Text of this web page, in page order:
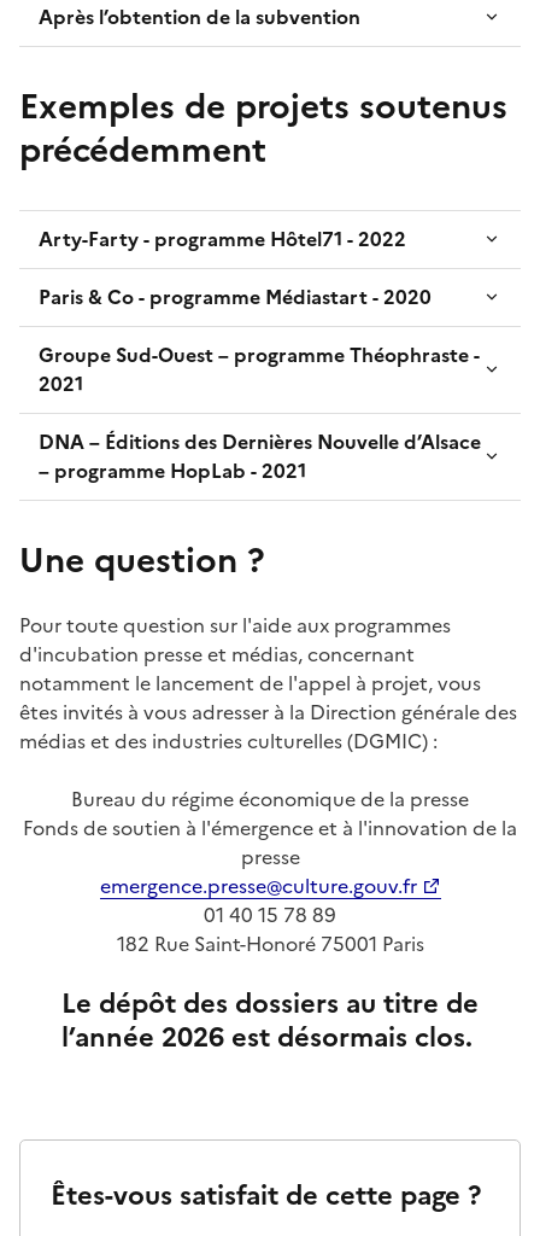
Après l’obtention de la subvention
Exemples de projets soutenus
précédemment
Arty-Farty - programme Hôtel71 - 2022
Paris & Co - programme Médiastart - 2020
Groupe Sud-Ouest – programme Théophraste -
2021
DNA – Éditions des Dernières Nouvelle d’Alsace
– programme HopLab - 2021
Une question ?
Pour toute question sur l'aide aux programmes
d'incubation presse et médias, concernant
notamment le lancement de l'appel à projet, vous
êtes invités à vous adresser à la Direction générale des
médias et des industries culturelles (DGMIC) :
Bureau du régime économique de la presse
Fonds de soutien à l'émergence et à l'innovation de la
presse
emergence.presse@culture.gouv.fr
01 40 15 78 89
182 Rue Saint-Honoré 75001 Paris
Le dépôt des dossiers au titre de
l’année 2026 est désormais clos.
Êtes-vous satisfait de cette page ?